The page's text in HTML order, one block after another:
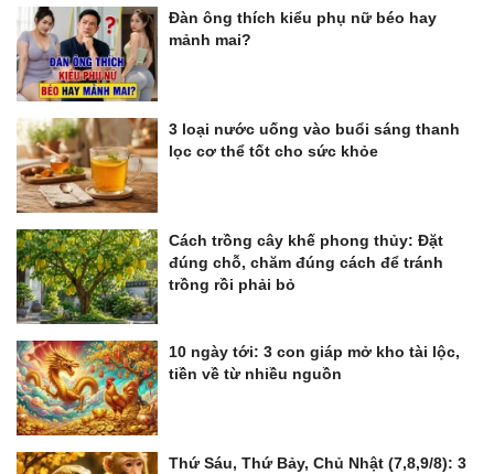
Đàn ông thích kiểu phụ nữ béo hay
mảnh mai?
3 loại nước uống vào buổi sáng thanh
lọc cơ thể tốt cho sức khỏe
Cách trồng cây khế phong thủy: Đặt
đúng chỗ, chăm đúng cách để tránh
trồng rồi phải bỏ
10 ngày tới: 3 con giáp mở kho tài lộc,
tiền về từ nhiều nguồn
Thứ Sáu, Thứ Bảy, Chủ Nhật (7,8,9/8): 3